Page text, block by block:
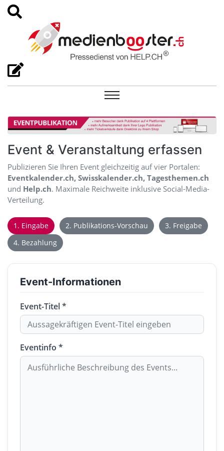
Event & Veranstaltung erfassen
Publizieren Sie Ihren Event gleichzeitig auf vier Portalen:
Eventkalender.ch, Swisskalender.ch, Tagesthemen.ch
und Help.ch. Maximale Reichweite inklusive Social-Media-
Verteilung.
1. Eingabe 2. Publikations-Vorschau
3. Freigabe
4. Bezahlung
Event-Informationen
Event-Titel *
Eventinfo *